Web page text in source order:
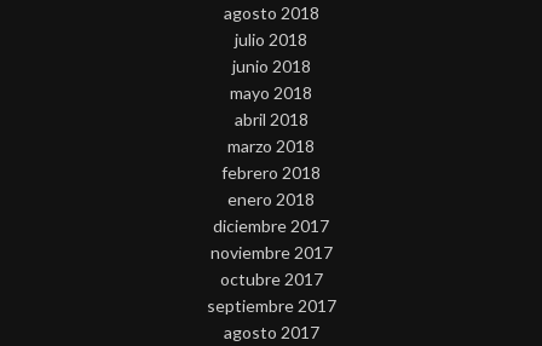
agosto 2018
julio 2018
junio 2018
mayo 2018
abril 2018
marzo 2018
febrero 2018
enero 2018
diciembre 2017
noviembre 2017
octubre 2017
septiembre 2017
agosto 2017